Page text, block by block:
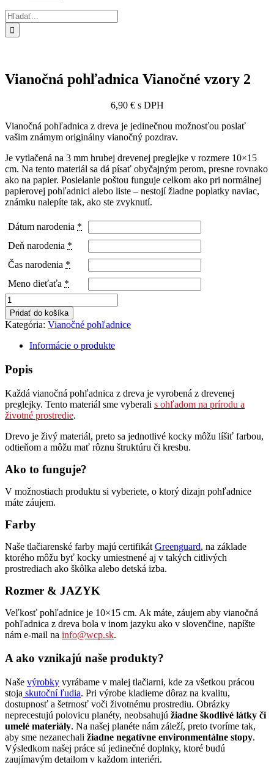
Hľadať:
Vianočná pohľadnica Vianočné vzory 2
6,90 €s DPH
Vianočná pohľadnica z dreva je jedinečnou možnosťou poslať
vašim známym originálny vianočný pozdrav.
Je vytlačená na 3 mm hrubej drevenej preglejke v rozmere 10×15
cm. Na tento materiál sa dá písať obyčajným perom, presne rovnako
ako na papier. Posielanie poštou funguje celkom ako pri normálnej
papierovej pohľadnici alebo liste – nestojí žiadne poplatky naviac,
známku nalepíte tak, ako ste zvyknutí.
Dátum narodenia *
Deň narodenia *
Čas narodenia *
Meno dieťaťa *
množstvo
Vianočná
pohľadnica
Vianočné
vzory
Pridať do košíka
Kategória: Vianočné pohľadnice
Informácie o produkte
Popis
Každá vianočná pohľadnica z dreva je vyrobená z drevenej
preglejky. Tento materiál sme vyberali s ohľadom na prírodu a
životné prostredie.
Drevo je živý materiál, preto sa jednotlivé kocky môžu líšiť farbou,
odtieňom a môžu mať rôznu štruktúru či kresbu.
Ako to funguje?
V možnostiach produktu si vyberiete, o ktorý dizajn pohľadnice
máte záujem.
Farby
Naše tlačiarenské farby majú certifikát Greenguard, na základe
ktorého môžu byť kocky umiestnené aj v takých citlivých
prostrediach ako škôlka alebo detská izba.
Rozmer & JAZYK
Veľkosť pohľadnice je 10×15 cm. Ak máte, záujem aby vianočná
pohľadnica z dreva bola v inom jazyku ako v slovenčine, napíšte
nám e-mail na info@wcp.sk.
A ako vznikajú naše produkty?
Naše výrobky vyrábame v malej tlačiarni, kde za všetkou prácou
stoja skutoční ľudia. Pri výrobe kladieme dôraz na kvalitu,
dostupnosť a šetrnosť voči životnému prostrediu. Obrázky
neprecestujú polovicu planéty, neobsahujú žiadne škodlivé látky či
umelé materiály. Na našej planéte nám záleží, preto tvoríme tak,
aby sme nezanechali žiadne negatívne environmentálne stopy.
Výsledkom našej práce sú jedinečné doplnky, ktoré budú
zaujímavým detailom v každom interiéri.